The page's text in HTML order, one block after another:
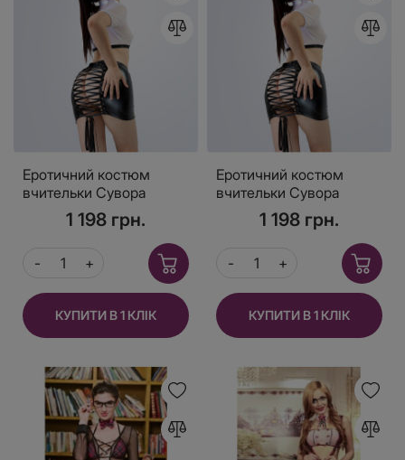
Еротичний костюм
вчительки Сувора
Ніколь, розмір L-2XL
1 198 грн.
КУПИТИ В 1 КЛІК
Еротичний костюм
вчительки Сувора
Ніколь, розмір XS-M
1 198 грн.
КУПИТИ В 1 КЛІК